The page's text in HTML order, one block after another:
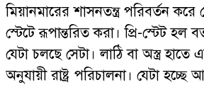
মিয়ানমারের শাসনতন্ত্র পরিবর্তন করে
স্টেটে রূপান্তরিত করা। প্রি-স্টেট হল
যেটা চলছে সেটা। লাঠি বা অস্ত্র হাতে
অনুযায়ী রাষ্ট্র পরিচালনা। যেটা হচ্ছে